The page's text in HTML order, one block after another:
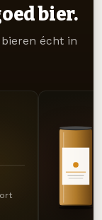
bier.
écht in